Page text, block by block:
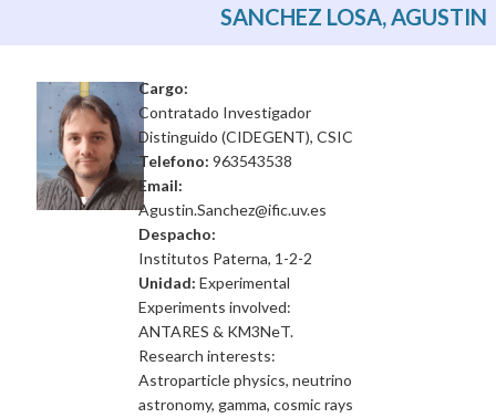
SANCHEZ LOSA, AGUSTIN
Cargo:
Contratado Investigador
Distinguido (CIDEGENT), CSIC
Telefono: 963543538
Email:
Agustin.Sanchez@ific.uv.es
Despacho:
Institutos Paterna, 1-2-2
Unidad: Experimental
Experiments involved:
ANTARES & KM3NeT.
Research interests:
Astroparticle physics, neutrino
astronomy, gamma, cosmic rays